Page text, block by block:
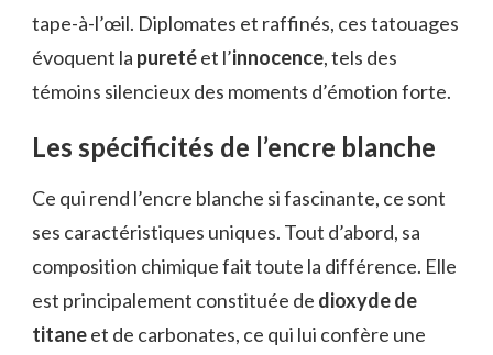
tape-à-l’œil. Diplomates et raffinés, ces tatouages
évoquent la puretéet l’innocence, tels des
témoins silencieux des moments d’émotion forte.
Les spécificités de l’encre blanche
Ce qui rend l’encre blanche si fascinante, ce sont
ses caractéristiques uniques. Tout d’abord, sa
composition chimique fait toute la différence. Elle
est principalement constituée de dioxyde de
titaneet de carbonates, ce qui lui confère une